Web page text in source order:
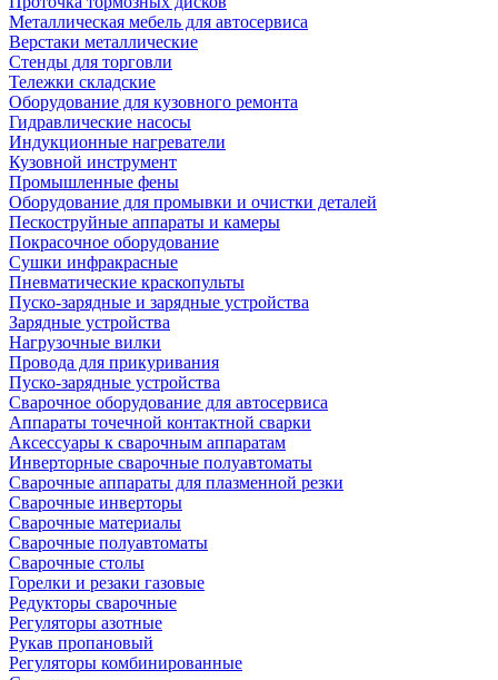
Металлическая мебель для автосервиса
Верстаки металлические
Стенды для торговли
Тележки складские
Оборудование для кузовного ремонта
Гидравлические насосы
Индукционные нагреватели
Кузовной инструмент
Промышленные фены
Оборудование для промывки и очистки деталей
Пескоструйные аппараты и камеры
Покрасочное оборудование
Сушки инфракрасные
Пневматические краскопульты
Пуско-зарядные и зарядные устройства
Зарядные устройства
Нагрузочные вилки
Провода для прикуривания
Пуско-зарядные устройства
Сварочное оборудование для автосервиса
Аппараты точечной контактной сварки
Аксессуары к сварочным аппаратам
Инверторные сварочные полуавтоматы
Сварочные аппараты для плазменной резки
Сварочные инверторы
Сварочные материалы
Сварочные полуавтоматы
Сварочные столы
Горелки и резаки газовые
Редукторы сварочные
Регуляторы азотные
Рукав пропановый
Регуляторы комбинированные